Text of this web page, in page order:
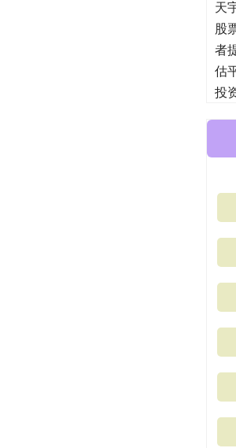
天
股
者
估
投